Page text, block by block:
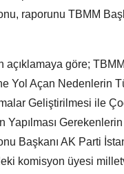
raporunu TBMM
göre;
Yol Açan Nedenlerin
Geliştirilmesi ile
Yapılması
Başkanı AK Parti
komisyon üyesi